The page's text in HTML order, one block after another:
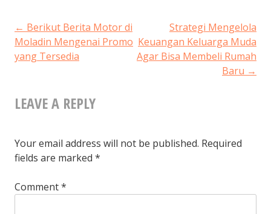
Terjamin
dari
Generali
POST
NAVIGATION
← Berikut Berita Motor di
Moladin Mengenai Promo
yang Tersedia
Strategi Mengelola
Keuangan Keluarga Muda
Agar Bisa Membeli Rumah
Baru →
LEAVE A REPLY
Your email address will not be published. Required
fields are marked *
Comment*